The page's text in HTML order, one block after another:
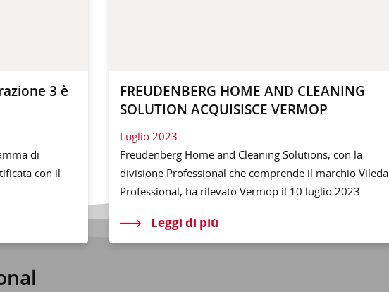
3 è
di
con il
FREUDENBERG HOME AND CLEANING
SOLUTION ACQUISISCE VERMOP
Luglio 2023
Freudenberg Home and Cleaning Solutions, con la
divisione Professional che comprende il marchio Vileda
Professional, ha rilevato Vermop il 10 luglio 2023.
Leggi di più